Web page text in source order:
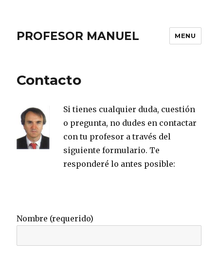
PROFESOR MANUEL MENU
Contacto
Sitienes cualquier duda, cuestión
o pregunta, no dudes en contactar
con tu profesor a través del
siguiente formulario. Te
responderé lo antes posible:
Nombre (requerido)